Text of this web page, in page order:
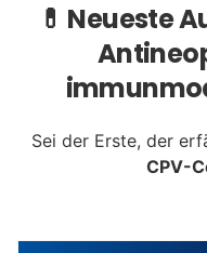
💊 Neueste
Sei der Erste, der
CPV-